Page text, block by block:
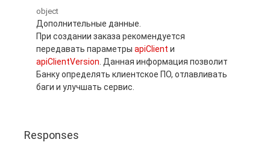
object
Дополнительные данные.
При создании заказа рекомендуется
передавать параметры apiClient и
apiClientVersion. Данная информация позволит
Банку определять клиентское ПО, отлавливать
баги и улучшать сервис.
Responses